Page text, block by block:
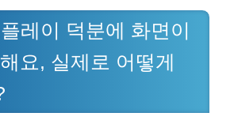
레이 덕분에 화면이
요, 실제로 어떻게